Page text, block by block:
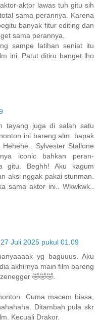
aktor lawas tuh gitu sih
sama perannya. Karena
banyak fitur editing dan
sama perannya.
sampe latihan seniat itu
ini. Patut ditiru banget lho
tayang juga di salah satu
ini bareng alm. bapak
Sylvester Stallone
iconic bahkan peran-
gitu. Beghh! Aku kagum
aksi nggak pakai stunman.
sama aktor ini.. Wkwkwk..
27 Juli 2025 pukul 01.09
yg baguuus. Aku
akhirnya main film bareng
🤣🤣🤣.
Cuma macem biasa,
Ditambah pula skr
Kecuali Drakor.